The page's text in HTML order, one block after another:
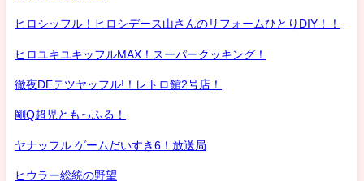
ヒロシッフル！ヒロシデース山さんのリフォームひとりDIY！！
ヒロユキユキッフルMAX！スーパークッキング！
徹夜DEテツヤッフル!！レトロ館2号店！
剛Q超児ともっふる！
ヤナッフル ゲームだいすき6！放送局
ヒウラー総統の野望